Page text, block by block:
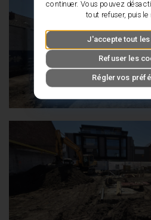
continuer. Vous pouvez
tout refuser, puis le
J'accepte tout
Refuser les
Régler vos